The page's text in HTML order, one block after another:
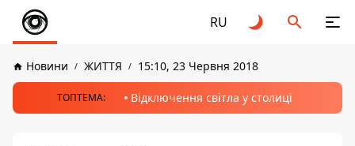
RU
Новини ЖИТТЯ 15:10, 23 Червня 2018
ТОПТЕМА: Відключення світла у столиці